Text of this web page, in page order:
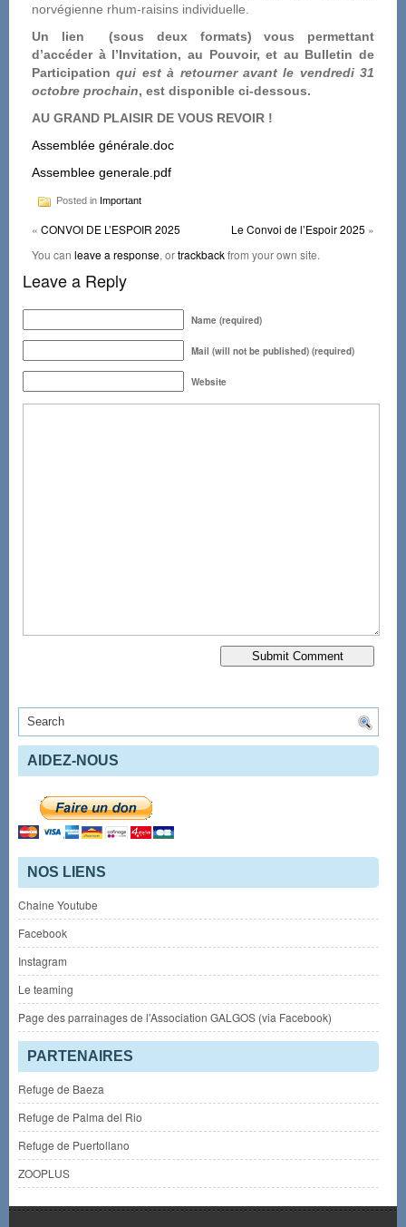
norvégienne rhum-raisins individuelle.
Un lien (sous deux formats) vous permettant
d’accéder à l’Invitation, au Pouvoir, et au Bulletin de
Participationqui est à retourner avant le vendredi 31
octobre prochain, est disponible ci-dessous.
AU GRAND PLAISIR DE VOUS REVOIR !
Assemblée générale.doc
Assemblee generale.pdf
Posted in Important
« CONVOI DE L’ESPOIR 2025 Le Convoi de l’Espoir 2025 »
You can leave a response, ortrackbackfrom your own site.
Leave a Reply
Name (required)
Mail (will not be published) (required)
Website
AIDEZ-NOUS
NOS LIENS
Chaine Youtube
Facebook
Instagram
Le teaming
Page des parrainages de l'Association GALGOS (via Facebook)
PARTENAIRES
Refuge de Baeza
Refuge de Palma del Rio
Refuge de Puertollano
ZOOPLUS